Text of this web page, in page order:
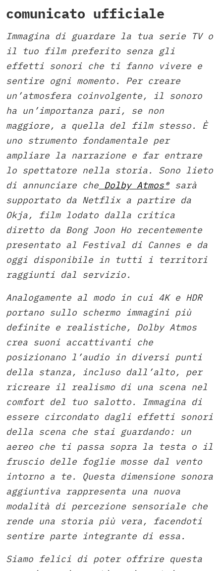
comunicato ufficiale
Immagina di guardare la tua serie TV o
il tuo film preferito senza gli
effetti sonori che ti fanno vivere e
sentire ogni momento. Per creare
un’atmosfera coinvolgente, il sonoro
ha un’importanza pari, se non
maggiore, a quella del film stesso. È
uno strumento fondamentale per
ampliare la narrazione e far entrare
lo spettatore nella storia. Sono lieto
di annunciare che Dolby Atmos®sarà
supportato da Netflix a partire da
Okja, film lodato dalla critica
diretto da Bong Joon Ho recentemente
presentato al Festival di Cannes e da
oggi disponibile in tutti i territori
raggiunti dal servizio.
Analogamente al modo in cui 4K e HDR
portano sullo schermo immagini più
definite e realistiche, Dolby Atmos
crea suoni accattivanti che
posizionano l’audio in diversi punti
della stanza, incluso dall’alto, per
ricreare il realismo di una scena nel
comfort del tuo salotto. Immagina di
essere circondato dagli effetti sonori
della scena che stai guardando: un
aereo che ti passa sopra la testa o il
fruscio delle foglie mosse dal vento
intorno a te. Questa dimensione sonora
aggiuntiva rappresenta una nuova
modalità di percezione sensoriale che
rende una storia più vera, facendoti
sentire parte integrante di essa.
Siamo felici di poter offrire questa